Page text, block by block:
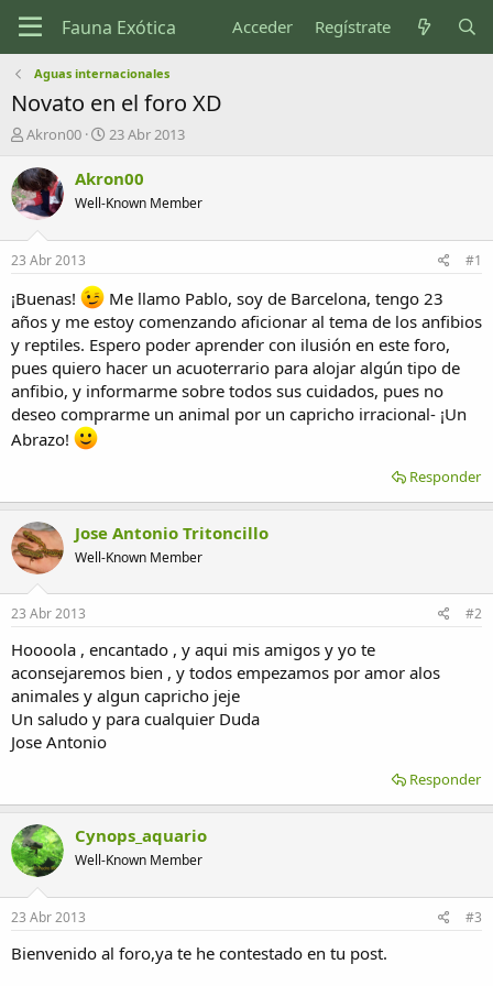
Acceder Regístrate
Aguas internacionales
Novato en el foro XD
I
i
c
i
d
o
r
d
e
l
t
e
m
Akron00
F
c
a
n
i
c
i
o
23 Abr 2013
Akron00
Well-Known Member
23 Abr 2013 #1
¡Buenas!
Me llamo Pablo, soy de Barcelona, tengo 23
años y me estoy comenzando aficionar al tema de los anfibios
y reptiles. Espero poder aprender con ilusión en este foro,
pues quiero hacer un acuoterrario para alojar algún tipo de
anfibio, y informarme sobre todos sus cuidados, pues no
deseo comprarme un animal por un capricho irracional- ¡Un
Abrazo!
Responder
Jose Antonio Tritoncillo
Well-Known Member
23 Abr 2013 #2
Hoooola , encantado , y aqui mis amigos y yo te
aconsejaremos bien , y todos empezamos por amor alos
animales y algun capricho jeje
Un saludo y para cualquier Duda
Jose Antonio
Responder
Cynops_aquario
Well-Known Member
23 Abr 2013 #3
Bienvenido al foro,ya te he contestado en tu post.